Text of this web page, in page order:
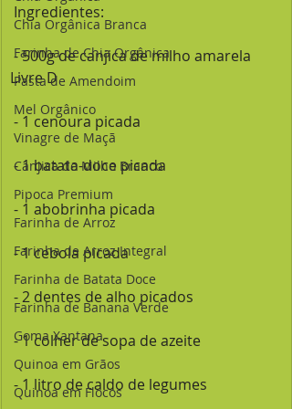
Chia Orgânica Branca
Farinha de Chia Orgânica
Pasta de Amendoim
Mel Orgânico
Vinagre de Maçã
Canjica de Milho Branco
Pipoca Premium
Farinha de Arroz
Farinha de Arroz Integral
Farinha de Batata Doce
Farinha de Banana Verde
Goma Xantana
Quinoa em Grãos
Quinoa em Flocos
Ingredientes:
Livre D
- 1 cenoura picada
- 1 batata-doce picada
- 1 abobrinha picada
- 1 cebola picada
- 2 dentes de alho picados
- 1 colher de sopa de azeite
- 1 litro de caldo de legumes